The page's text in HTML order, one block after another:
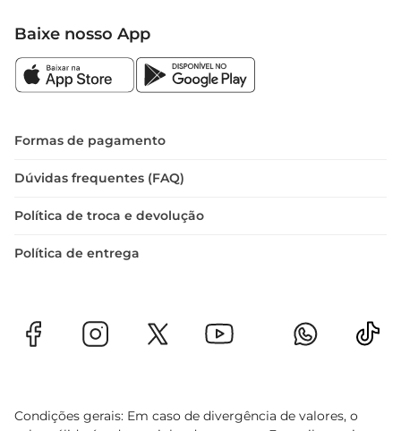
Baixe nosso App
Formas de pagamento
Dúvidas frequentes (FAQ)
Política de troca e devolução
Política de entrega
Condições gerais: Em caso de divergência de valores, o